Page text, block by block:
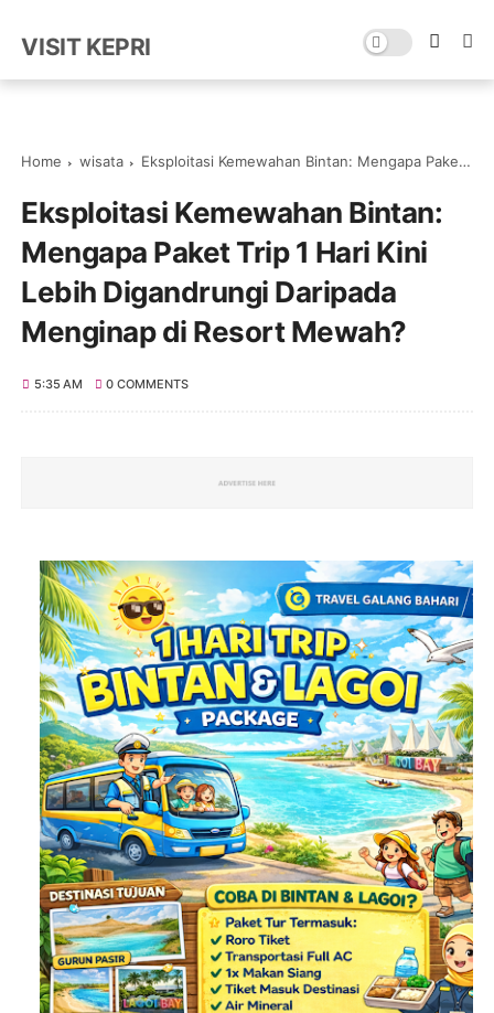
VISIT KEPRI
Home wisata Eksploitasi Kemewahan Bintan: Mengapa Paket Trip 1 Hari Kini Lebih Digandrungi Daripada Menginap di Resort Mewah?
Eksploitasi Kemewahan Bintan:
Mengapa Paket Trip 1 Hari Kini
Lebih Digandrungi Daripada
Menginap di Resort Mewah?
5:35 AM 0 COMMENTS